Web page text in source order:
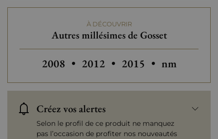
À DÉCOUVRIR
Autres millésimes de Gosset
Autres millésimes de Gosset
2008 • 2012 • Autres millésimes de
2015 • nm
Créez vos alertes
Selon le profil de ce produit ne manquez
pas l’occasion de profiter nos nouveautés